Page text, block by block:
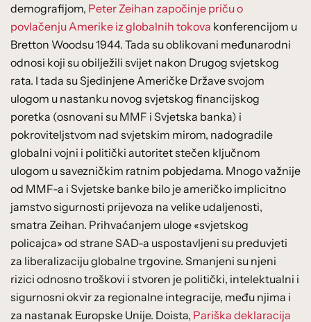
demografijom, Peter Zeihan započinje priču o
povlačenju Amerike iz globalnih tokova konferencijom u
Bretton Woodsu 1944. Tada su oblikovani međunarodni
odnosi koji su obilježili svijet nakon Drugog svjetskog
rata. I tada su Sjedinjene Američke Države svojom
ulogom u nastanku novog svjetskog financijskog
poretka (osnovani su MMF i Svjetska banka) i
pokroviteljstvom nad svjetskim mirom, nadogradile
globalni vojni i politički autoritet stečen ključnom
ulogom u savezničkim ratnim pobjedama. Mnogo važnije
od MMF-a i Svjetske banke bilo je američko implicitno
jamstvo sigurnosti prijevoza na velike udaljenosti,
smatra Zeihan. Prihvaćanjem uloge «svjetskog
policajca» od strane SAD-a uspostavljeni su preduvjeti
za liberalizaciju globalne trgovine. Smanjeni su njeni
rizici odnosno troškovi i stvoren je politički, intelektualni i
sigurnosni okvir za regionalne integracije, među njima i
za nastanak Europske Unije. Doista, Pariška deklaracija